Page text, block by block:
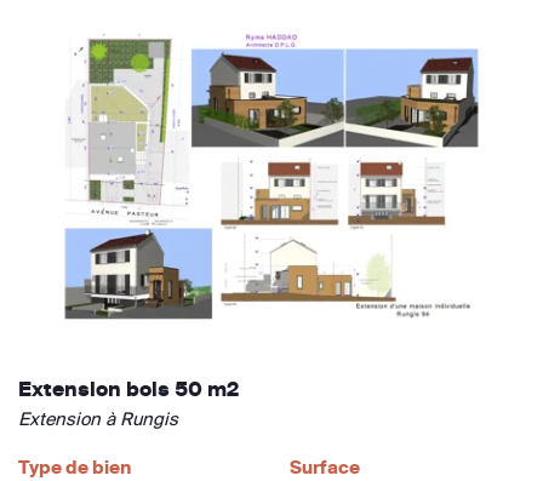
Extension bois 50 m2
Extension à Rungis
Type de bien
Surface